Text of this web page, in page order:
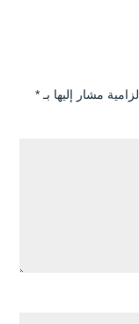
مشار إليها بـ *